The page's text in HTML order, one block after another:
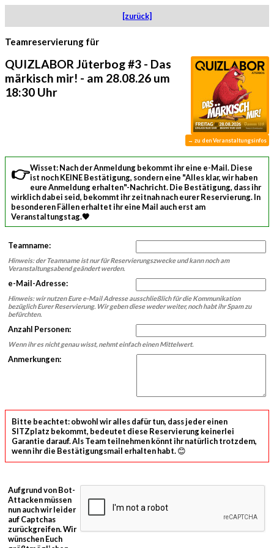
[zurück]
Teamreservierung für
QUIZLABOR Jüterbog #3 - Das
märkisch mir! - am 28.08.26 um
18:30 Uhr
→ zu den Veranstaltungsinfos
👉 Wisset: Nach der Anmeldung bekommt ihr eine e-Mail. Dieseist noch KEINE Bestätigung, sondern eine "Alles klar, wir haben
eure Anmeldung erhalten"-Nachricht. Die Bestätigung, dass ihr
wirklich dabei seid, bekommt ihr zeitnah nach eurer Reservierung. In
besonderen Fällen erhaltet ihr eine Mail auch erst am
Veranstaltungstag.🧡
Teamname:
Hinweis: der Teamname ist nur für Reservierungszwecke und kann noch am
Veranstaltungsabend geändert werden.
e-Mail-Adresse:
Hinweis: wir nutzen Eure e-Mail Adresse ausschließlich für die Kommunikation
bezüglich Eurer Reservierung. Wir geben diese weder weiter, noch habt ihr Spam zu
befürchten.
Anzahl Personen:
Wenn ihr es nicht genau wisst, nehmt einfach einen Mittelwert.
Anmerkungen:
Bitte beachtet: obwohl wir alles dafür tun, dass jeder einen
SITZplatz bekommt, bedeutet diese Reservierung keinerlei
Garantie darauf. Als Team teilnehmen könnt ihr natürlich trotzdem,
wenn ihr die Bestätigungsmail erhalten habt. 😊
Aufgrund von Bot-
Attacken müssen
nun auch wir leider
auf Captchas
zurückgreifen. Wir
wünschen Euch